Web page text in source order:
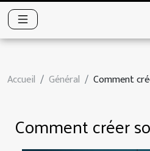
Accueil Général Comment
Comment créer